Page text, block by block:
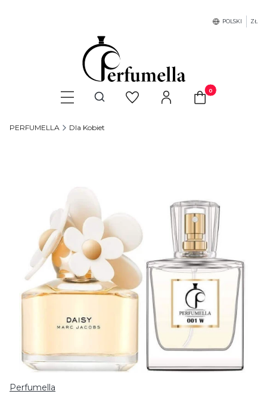
POLSKI ZŁ
Otwórz wyszukiwarkę Produkty w
PERFUMELLA Dla Kobiet
Perfumella